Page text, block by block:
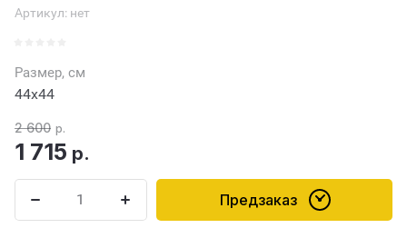
Артикул: нет
Размер, см
44x44
2 600 р.
1 715 р.
Предзаказ